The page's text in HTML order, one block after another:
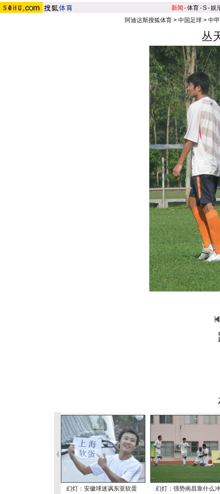
新闻 -体育-S-娱
阿迪达斯搜狐体育> 中国足球> 中
丛
幻灯：安徽球迷讽东亚软蛋
幻灯：强势南昌靠什么